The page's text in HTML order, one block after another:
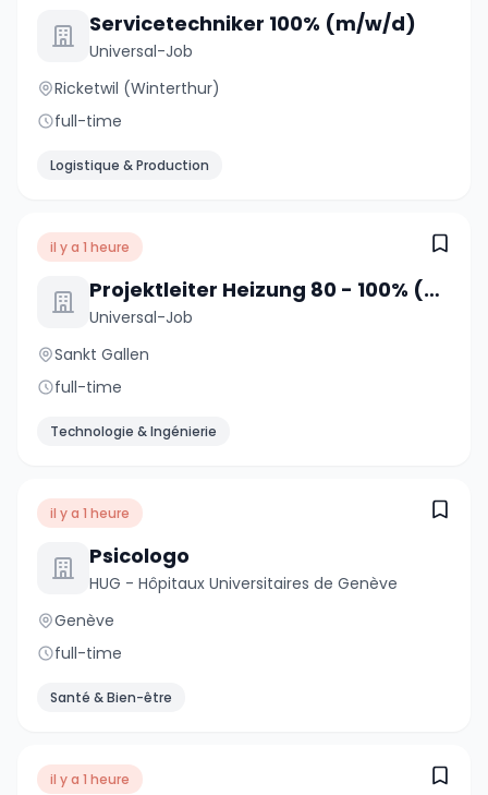
Servicetechniker 100% (m/w/d)
Universal-Job
Ricketwil (Winterthur)
full-time
Logistique & Production
il y a 1 heure
Projektleiter Heizung 80 - 100% (m/w/d)
Universal-Job
Sankt Gallen
full-time
Technologie & Ingénierie
il y a 1 heure
Psicologo
HUG - Hôpitaux Universitaires de Genève
Genève
full-time
Santé & Bien-être
il y a 1 heure